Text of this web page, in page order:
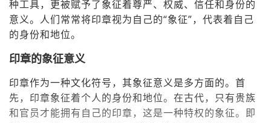
种工具，更被赋予了象征着尊严、权威、信任和身份的
意义。人们常常将印章视为自己的“象征”，代表着自己
的身份和地位。
印章的象征意义
印章作为一种文化符号，其象征意义是多方面的。首
先，印章象征着个人的身份和地位。在古代，只有贵族
和官员才能拥有自己的印章，这是一种特权的象征。即